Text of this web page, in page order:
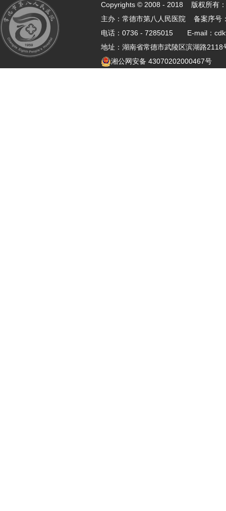
Copyrights © 2008 - 2018 版权所有
主办：常德市第八人民医院 备案序号
电话：0736 - 7285015 E-mail：
地址：湖南省常德市武陵区滨湖路
湘公网安备 43070202000467号